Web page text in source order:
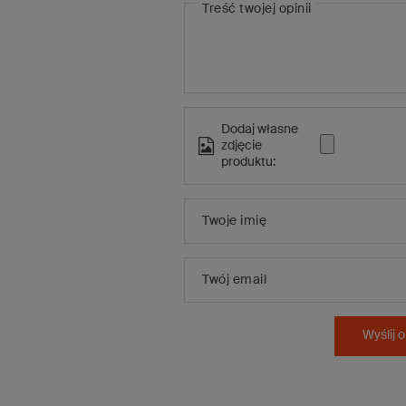
Treść twojej opinii
Dodaj własne
zdjęcie
produktu:
Twoje imię
Twój email
Wyślij